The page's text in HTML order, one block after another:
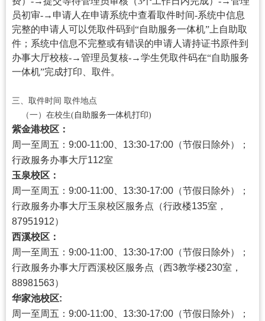
员初审-→申请人在申请系统中查看取件时间-系统中信息
完整的申请人可以凭取件码到“自助服务一体机”上自助取
件；系统中信息不完整或有错误的申请人请持证书原件到
办事大厅校核-→管理员复核-→学生凭取件码在“自助服务
一体机”完成打印、取件。
三、取件时间 取件地点
（一）在校生(自助服务一体机打印)
紫金港校区：
周一至周五：9:00-11:00、13:30-17:00（节假日除外）；
行政服务办事大厅112室
玉泉校区：
周一至周五：9:00-11:00、13:30-17:00（节假日除外）；
行政服务办事大厅玉泉校区服务点（行政楼135室，
87951912）
西溪校区：
周一至周五：9:00-11:00、13:30-17:00（节假日除外）；
行政服务办事大厅西溪校区服务点（西3教学楼230室，
88981563）
华家池校区:
周一至周五：9:00-11:00、13:30-17:00（节假日除外）；